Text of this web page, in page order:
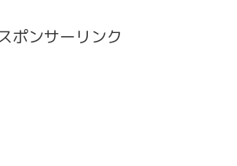
ポンサーリンク